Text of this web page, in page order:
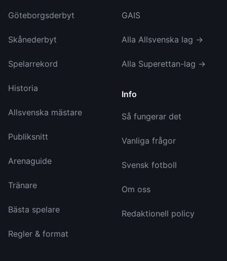
Göteborgsderbyt
Skånederbyt
Spelarrekord
Historia
Allsvenska mästare
Publiksnitt
Arenaguide
Tränare
Bästa spelare
Regler & format
GAIS
Alla Allsvenska lag →
Alla Superettan-lag →
Info
Så fungerar det
Vanliga frågor
Svensk fotboll
Om oss
Redaktionell policy